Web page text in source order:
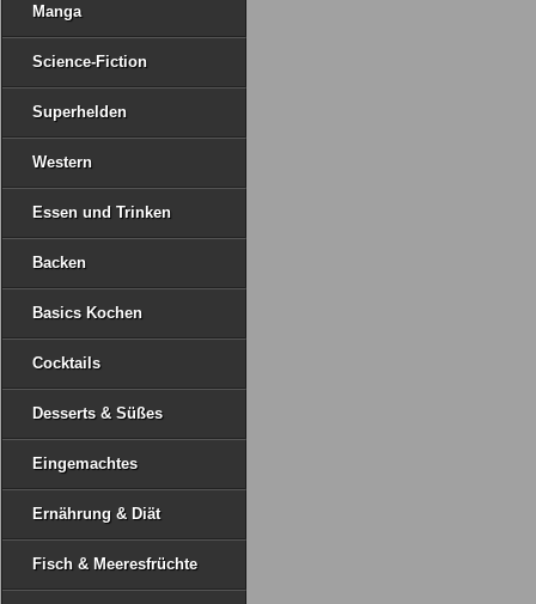
Manga
Science-Fiction
Superhelden
Western
Essen und Trinken
Backen
Basics Kochen
Cocktails
Desserts & Süßes
Eingemachtes
Ernährung & Diät
Fisch & Meeresfrüchte